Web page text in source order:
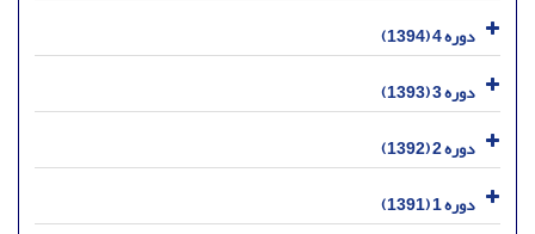
دوره 4 (1394)
دوره 3 (1393)
دوره 2 (1392)
دوره 1 (1391)